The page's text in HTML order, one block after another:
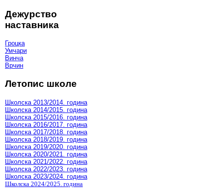
Дежурство
наставника
Гроцка
Умчари
Винча
Врчин
Летопис школе
Школска 2013/2014. година
Школска 2014/2015. година
Школска 2015/2016. година
Школска 2016/2017. година
Школска 2017/2018. година
Школска 2018/2019. година
Школска 2019/2020. година
Школска 2020/2021. година
Школска 2021/2022. година
Школска 2022/2023. година
Школска 2023/2024. година
Школска 2024/2025. година